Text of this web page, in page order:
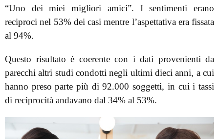
“Uno dei miei migliori amici”. I sentimenti erano
reciproci nel 53% dei casi mentre l’aspettativa era fissata
al 94%.
Questo risultato è coerente con i dati provenienti da
parecchi altri studi condotti negli ultimi dieci anni, a cui
hanno preso parte più di 92.000 soggetti, in cui i tassi
di reciprocità andavano dal 34% al 53%.